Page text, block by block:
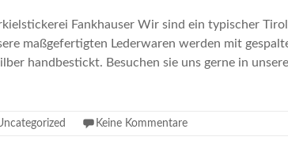
Fankhauser Wir sind ein typischer
maßgefertigten Lederwaren werden mit
handbestickt. Besuchen sie uns gerne in
Keine Kommentare